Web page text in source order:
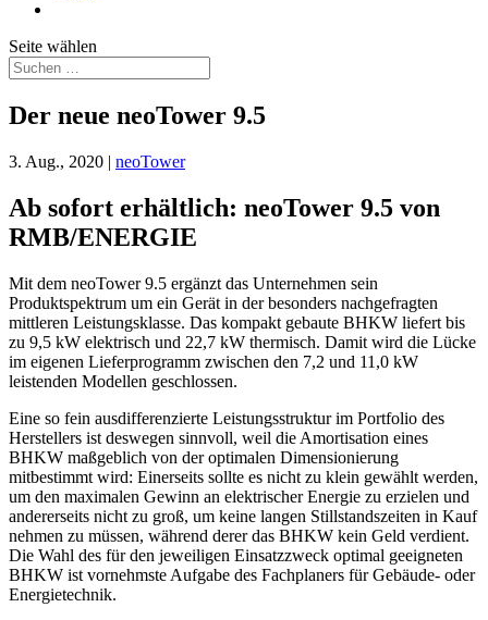
Seite wählen
Der neue neoTower 9.5
3. Aug., 2020 | neoTower
Ab sofort erhältlich: neoTower 9.5 von
RMB/ENERGIE
Mit dem neoTower 9.5 ergänzt das Unternehmen sein
Produktspektrum um ein Gerät in der besonders nachgefragten
mittleren Leistungsklasse. Das kompakt gebaute BHKW liefert bis
zu 9,5 kW elektrisch und 22,7 kW thermisch. Damit wird die Lücke
im eigenen Lieferprogramm zwischen den 7,2 und 11,0 kW
leistenden Modellen geschlossen.
Eine so fein ausdifferenzierte Leistungsstruktur im Portfolio des
Herstellers ist deswegen sinnvoll, weil die Amortisation eines
BHKW maßgeblich von der optimalen Dimensionierung
mitbestimmt wird: Einerseits sollte es nicht zu klein gewählt werden,
um den maximalen Gewinn an elektrischer Energie zu erzielen und
andererseits nicht zu groß, um keine langen Stillstandszeiten in Kauf
nehmen zu müssen, während derer das BHKW kein Geld verdient.
Die Wahl des für den jeweiligen Einsatzzweck optimal geeigneten
BHKW ist vornehmste Aufgabe des Fachplaners für Gebäude- oder
Energietechnik.